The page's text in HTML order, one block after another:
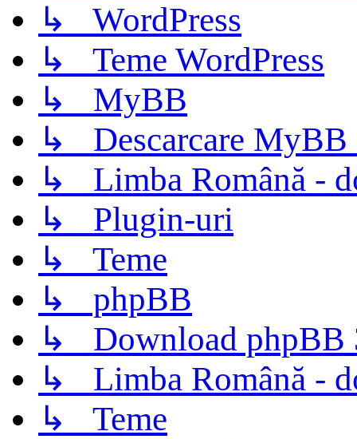
↳ WordPress
↳ Teme WordPress
↳ MyBB
↳ Descarcare MyBB
↳ Limba Română -
↳ Plugin-uri
↳ Teme
↳ phpBB
↳ Download phpBB
↳ Limba Română -
↳ Teme